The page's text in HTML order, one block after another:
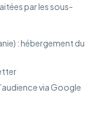
par les sous-
: hébergement du
via Google